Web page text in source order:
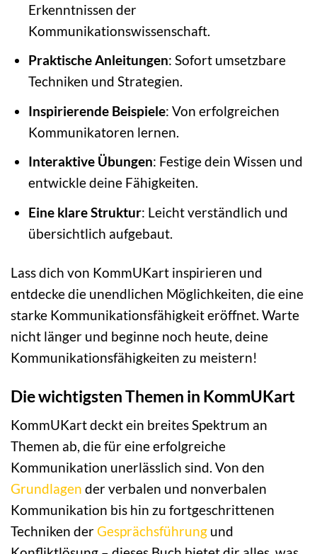
Erkenntnissen der
Kommunikationswissenschaft.
Praktische Anleitungen: Sofort umsetzbare
Techniken und Strategien.
Inspirierende Beispiele: Von erfolgreichen
Kommunikatoren lernen.
Interaktive Übungen: Festige dein Wissen und
entwickle deine Fähigkeiten.
Eine klare Struktur: Leicht verständlich und
übersichtlich aufgebaut.
Lass dich von KommUKart inspirieren und
entdecke die unendlichen Möglichkeiten, die eine
starke Kommunikationsfähigkeit eröffnet. Warte
nicht länger und beginne noch heute, deine
Kommunikationsfähigkeiten zu meistern!
Die wichtigsten Themen in KommUKart
KommUKart deckt ein breites Spektrum an
Themen ab, die für eine erfolgreiche
Kommunikation unerlässlich sind. Von den
Grundlagen der verbalen und nonverbalen
Kommunikation bis hin zu fortgeschrittenen
Techniken derGesprächsführung und